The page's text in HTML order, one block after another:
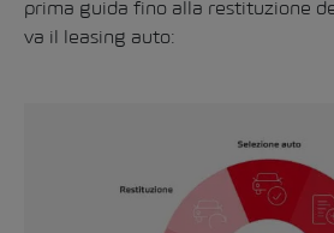
prima guida fino alla restituzione
va il leasing auto: